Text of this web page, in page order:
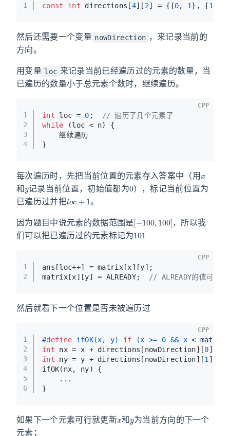
1 const int directions[4][ 2] = {{0, 1}, {1
然后还需要一个变量 nowDirection ，来记录当前的
方向。
用变量 loc 来记录当前已经遍历过的元素的数量，当
已遍历的数量小于总元素个数时，继续遍历。
1
2
3
4
int loc = 0 ;
// 遍历了几个元素了
while (loc < n) {
    继续遍历
}
CPP
每次遍历时，先把当前位置的元素存入答案中（用
和
y
记录当前位置，初始值都为
0
），标记当前位置为
已遍历过并把
loc+ 1
。
因为题目中说元素的数据范围是
，所以我
们可以把已遍历过的元素标记为
101
1
2
ans[loc++] = matrix[x][y];
matrix[x][y] = ALREADY;
// ALREADY的值可以
CPP
然后就看下一个位置是否未被遍历过
1
2
3
4
5
6
#define ifOK(x, y) if (x >= 0 && x <
int nx = x + directions[nowDirection][0];
int ny = y + directions[nowDirection][1 ];
ifOK(nx, ny) {
    ...
}
CPP
如果下一个元素可行就更新 和 为当前方向的下一个
元素；